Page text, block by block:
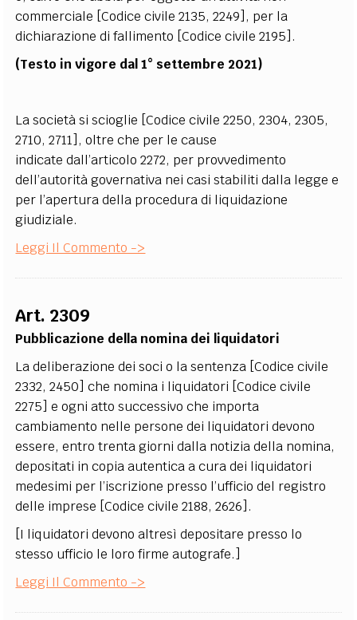
commerciale [Codice civile 2135, 2249], per la
dichiarazione di fallimento [Codice civile 2195].
(Testo in vigore dal 1° settembre 2021)
La società si scioglie [Codice civile 2250, 2304, 2305,
2710, 2711], oltre che per le cause
indicate dall’articolo 2272, per provvedimento
dell’autorità governativa nei casi stabiliti dalla legge e
per l’apertura della procedura di liquidazione
giudiziale.
Leggi Il Commento ->
Art. 2309
Pubblicazione della nomina dei liquidatori
La deliberazione dei soci o la sentenza [Codice civile
2332, 2450] che nomina i liquidatori [Codice civile
2275] e ogni atto successivo che importa
cambiamento nelle persone dei liquidatori devono
essere, entro trenta giorni dalla notizia della nomina,
depositati in copia autentica a cura dei liquidatori
medesimi per l’iscrizione presso l’ufficio del registro
delle imprese [Codice civile 2188, 2626].
[I liquidatori devono altresì depositare presso lo
stesso ufficio le loro firme autografe.]
Leggi Il Commento ->